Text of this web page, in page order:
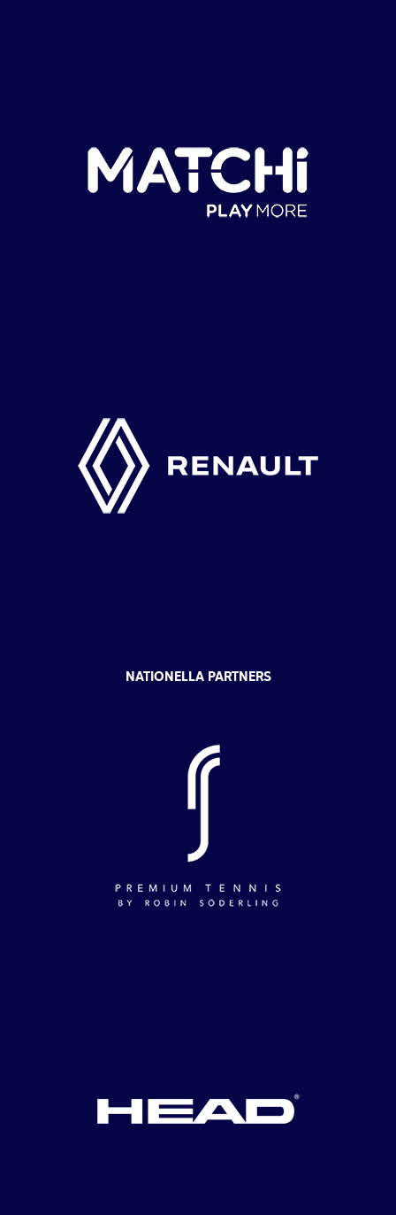
NATIONELLA PARTNERS